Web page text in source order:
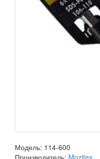
Модель: 114-600
Производитель: Mozitex